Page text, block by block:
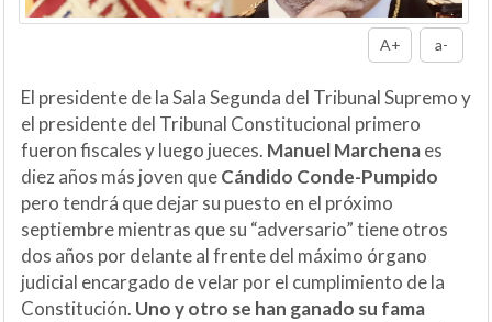
A+ a-
El presidente de la Sala Segunda del Tribunal Supremo y
el presidente del Tribunal Constitucional primero
fueron fiscales y luego jueces. Manuel Marchenaes
diez años más joven queCándido Conde-Pumpido
pero tendrá que dejar su puesto en el próximo
septiembre mientras que su “adversario” tiene otros
dos años por delante al frente del máximo órgano
judicial encargado de velar por el cumplimiento de la
Constitución. Uno y otro se han ganado su fama